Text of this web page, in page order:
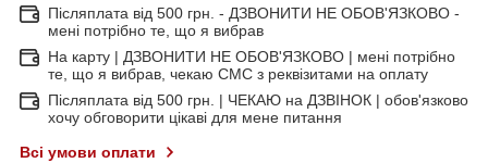
Післяплата від 500 грн. - ДЗВОНИТИ НЕ ОБОВ'ЯЗКОВО -
мені потрібно те, що я вибрав
На карту | ДЗВОНИТИ НЕ ОБОВ'ЯЗКОВО | мені потрібно
те, що я вибрав, чекаю СМС з реквізитами на оплату
Післяплата від 500 грн. | ЧЕКАЮ на ДЗВІНОК | обов'язково
хочу обговорити цікаві для мене питання
Всі умови оплати